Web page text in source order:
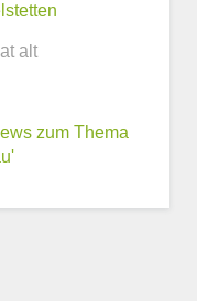
alt
zum Thema